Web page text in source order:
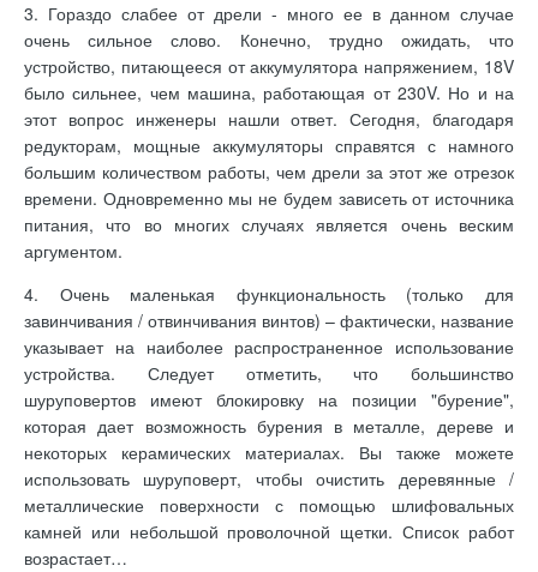
3. Гораздо слабее от дрели - много ее в данном случае
очень сильное слово. Конечно, трудно ожидать, что
устройство, питающееся от аккумулятора напряжением, 18V
было сильнее, чем машина, работающая от 230V. Но и на
этот вопрос инженеры нашли ответ. Сегодня, благодаря
редукторам, мощные аккумуляторы справятся с намного
большим количеством работы, чем дрели за этот же отрезок
времени. Одновременно мы не будем зависеть от источника
питания, что во многих случаях является очень веским
аргументом.
4. Очень маленькая функциональность (только для
завинчивания / отвинчивания винтов) – фактически, название
указывает на наиболее распространенное использование
устройства. Следует отметить, что большинство
шуруповертов имеют блокировку на позиции "бурение",
которая дает возможность бурения в металле, дереве и
некоторых керамических материалах. Вы также можете
использовать шуруповерт, чтобы очистить деревянные /
металлические поверхности с помощью шлифовальных
камней или небольшой проволочной щетки. Список работ
возрастает…